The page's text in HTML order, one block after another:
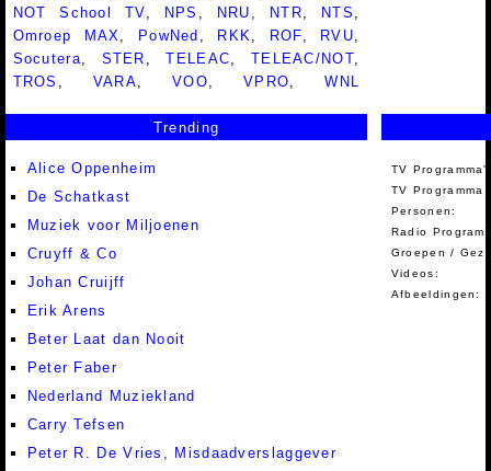
NOT School TV, NPS , NRU , NTR, NTS ,
Omroep MAX, PowNed , RKK, ROF, RVU,
Socutera, STER ,TELEAC, TELEAC/NOT,
TROS , VARA,VOO,VPRO,WNL
Trending
Alice Oppenheim
De Schatkast
Muziek voor Miljoenen
Cruyff & Co
Johan Cruijff
Erik Arens
Beter Laat dan Nooit
Peter Faber
Nederland Muziekland
Carry Tefsen
Peter R. De Vries, Misdaadverslaggever
TV
TV Programma
Personen:
Radio
Groepen /
Videos:
Afbeeldingen: